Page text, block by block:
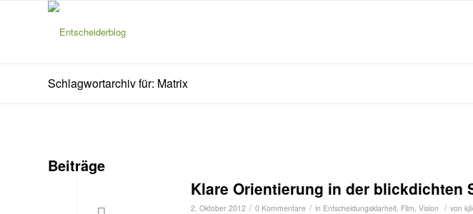
Schlagwortarchiv für: Matrix
Beiträge
Klare Orientierung in der blickdichten
2. Oktober 2012 / 0 Kommentare / in Entscheidungsklarheit, Film, Vision / von